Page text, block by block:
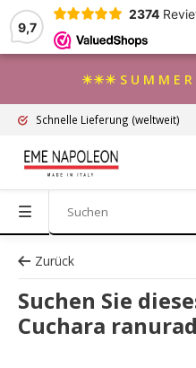
9,7
2374
☀☀☀ S U M M E
Schnelle Lieferung (weltweit)
Zurück
Suchen Sie
Cuchara